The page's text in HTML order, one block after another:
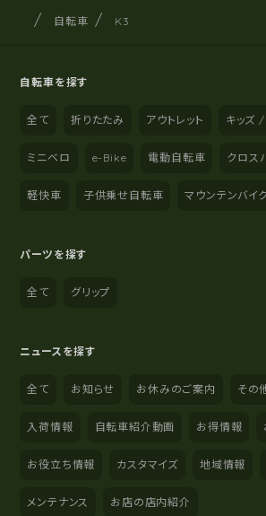
サイト内の現在地
サイクルショップナカゴヤ
自転車 K3
自転車を探す
全て 折りたたみ アウトレット キッズ
ミニベロ e-Bike 電動自転車 クロス
軽快車 子供乗せ自転車 マウンテンバイ
パーツを探す
全て グリップ
ニュースを探す
全て お知らせ お休みのご案内 その
入荷情報 自転車紹介動画 お得情報
お役立ち情報 カスタマイズ 地域情報
メンテナンス お店の店内紹介